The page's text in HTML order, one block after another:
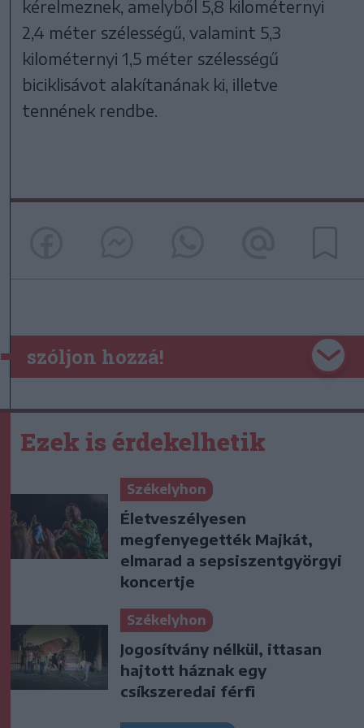
kérelmeznek, amelyből 5,8 kilométernyi
2,4 méter szélességű, valamint 5,3
kilométernyi 1,5 méter szélességű
biciklisávot alakítanának ki, illetve
tennének rendbe.
szóljon hozzá!
Ezek is érdekelhetik
Székelyhon
Életveszélyesen
megfenyegették Majkát,
elmarad a sepsiszentgyörgyi
koncertje
Székelyhon
Jogosítvány nélkül, ittasan
hajtott háznak egy
csíkszeredai férfi